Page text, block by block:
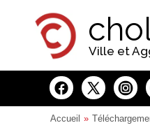
Ville et
Accueil